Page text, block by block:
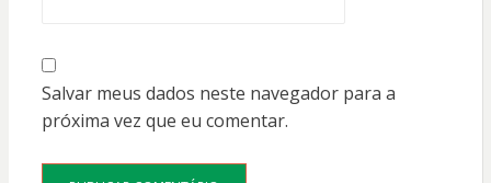
Salvar meus dados neste navegador para a
próxima vez que eu comentar.